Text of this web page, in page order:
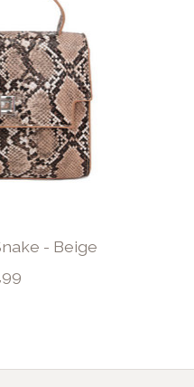
- Beige